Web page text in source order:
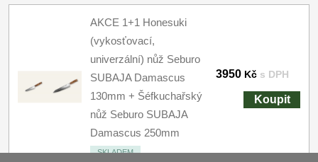
AKCE 1+1 Honesuki
(vykosťovací,
univerzální) nůž Seburo
SUBAJA Damascus
130mm + Šéfkuchařský
nůž Seburo SUBAJA
Damascus 250mm
SKLADEM
3950 Kč s DPH
Koupit